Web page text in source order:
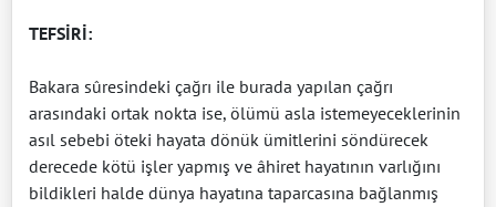
TEFSİRİ:
Bakara sûresindeki çağrı ile burada yapılan çağrı
arasındaki ortak nokta ise, ölümü asla istemeyeceklerinin
asıl sebebi öteki hayata dönük ümitlerini söndürecek
derecede kötü işler yapmış ve âhiret hayatının varlığını
bildikleri halde dünya hayatına taparcasına bağlanmış